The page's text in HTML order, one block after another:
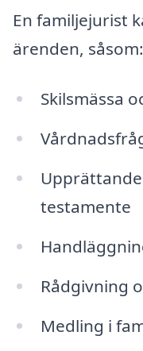
En familjejurist
ärenden, såsom:
Skilsmässa
testamente
Rådgivning
Medling i